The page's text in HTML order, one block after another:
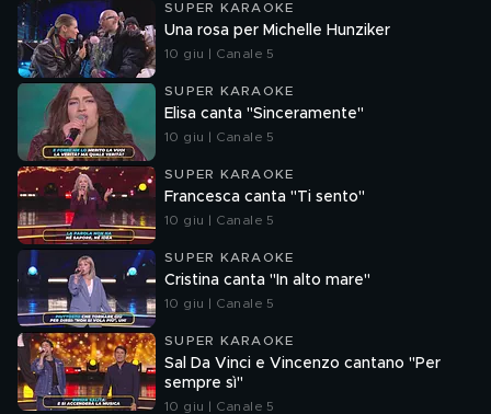
SUPER KARAOKE
Una rosa per Michelle Hunziker
10 giu | Canale 5
SUPER KARAOKE
Elisa canta "Sinceramente"
10 giu | Canale 5
SUPER KARAOKE
Francesca canta "Ti sento"
10 giu | Canale 5
SUPER KARAOKE
Cristina canta "In alto mare"
10 giu | Canale 5
SUPER KARAOKE
Sal Da Vinci e Vincenzo cantano "Per
sempre sì"
10 giu | Canale 5